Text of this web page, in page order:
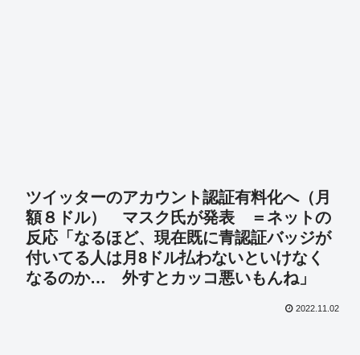
ツイッターのアカウント認証有料化へ（月
額８ドル） マスク氏が発表 ＝ネットの
反応「なるほど、現在既に青認証バッジが
付いてる人は月8ドル払わないといけなく
なるのか… 外すとカッコ悪いもんね」
2022.11.02